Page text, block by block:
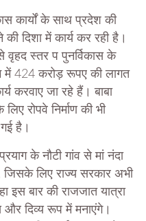
कार्यों के साथ प्रदेश की
दिशा में कार्य कर रही है।
वृहद स्तर प पुनर्विकास के
में 424 करोड़ रूपए की लागत
करवाए जा रहे हैं। बाबा
रोपवे निर्माण की भी
है।
के नौटी गांव से मां नंदा
जिसके लिए राज्य सरकार अभी
इस बार की राजजात यात्रा
दिव्य रूप में मनाएंगे।